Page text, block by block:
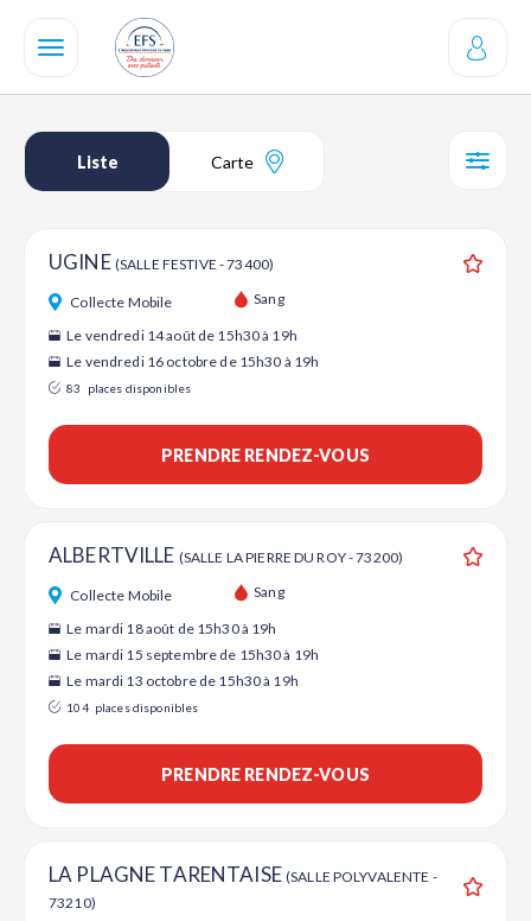
contenu
Liste Carte
UGINE (SALLE FESTIVE - 73400)
Collecte Mobile Sang
Le vendredi 14 août de 15h30 à 19h
Le vendredi 16 octobre de 15h30 à 19h
83 places disponibles
PRENDRE RENDEZ-VOUS
ALBERTVILLE (SALLE LA PIERRE DU ROY - 73200)
Collecte Mobile Sang
Le mardi 18 août de 15h30 à 19h
Le mardi 15 septembre de 15h30 à 19h
Le mardi 13 octobre de 15h30 à 19h
104 places disponibles
PRENDRE RENDEZ-VOUS
LA PLAGNE TARENTAISE (SALLE POLYVALENTE -
73210)